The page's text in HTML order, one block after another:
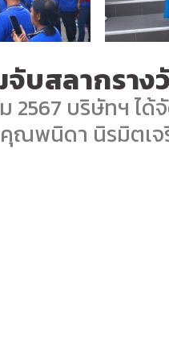
จับสลากราง
2567 บริษัทฯ ไ
ณพนิดา นิรมิตเจ